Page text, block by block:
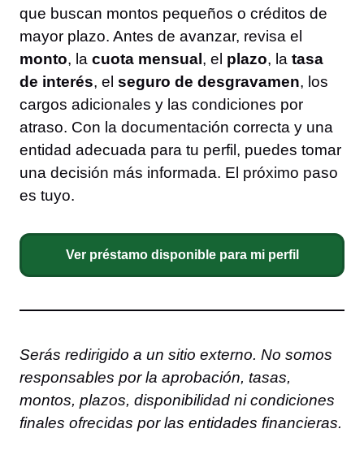
que buscan montos pequeños o créditos de
mayor plazo. Antes de avanzar, revisa el
monto, la cuota mensual , el plazo, la tasa
de interés, el seguro de desgravamen, los
cargos adicionales y las condiciones por
atraso. Con la documentación correcta y una
entidad adecuada para tu perfil, puedes tomar
una decisión más informada. El próximo paso
es tuyo.
Ver préstamo disponible para mi perfil
Serás redirigido a un sitio externo. No somos
responsables por la aprobación, tasas,
montos, plazos, disponibilidad ni condiciones
finales ofrecidas por las entidades financieras.